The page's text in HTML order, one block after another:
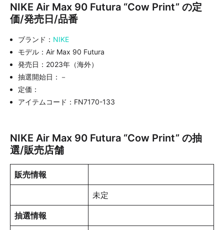
NIKE Air Max 90 Futura “Cow Print” の定
価/発売日/品番
ブランド： NIKE
モデル：Air Max 90 Futura
発売日：2023年（海外）
抽選開始日：－
定価：
アイテムコード：FN7170-133
NIKE Air Max 90 Futura “Cow Print” の抽
選/販売店舗
販売情報
未定
抽選情報